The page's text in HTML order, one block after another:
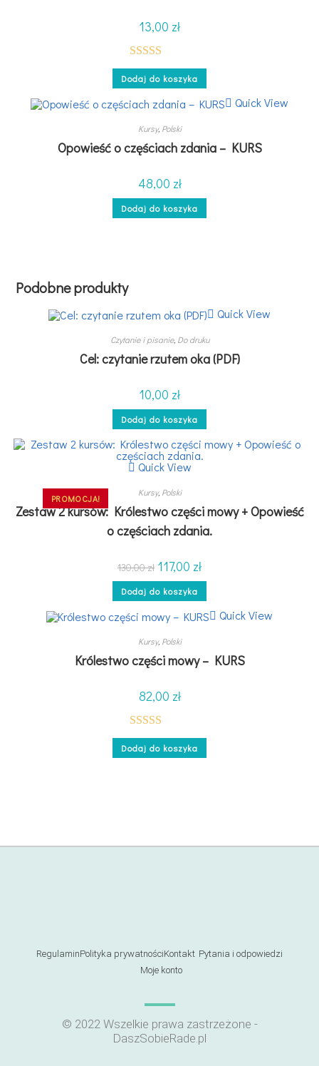
13,00 zł
Oceniono
5.00na 5
Dodaj do koszyka
Quick View
Kursy, Polski
Opowieść o częściach zdania – KURS
48,00 zł
Dodaj do koszyka
Podobne produkty
Quick View
Czytanie i pisanie, Do druku
Cel: czytanie rzutem oka (PDF)
10,00 zł
Dodaj do koszyka
PROMOCJA!
Quick View
Kursy, Polski
Zestaw 2 kursów: Królestwo części mowy + Opowieść
o częściach zdania.
130,00zł 117,00 zł
Dodaj do koszyka
Quick View
Kursy, Polski
Królestwo części mowy – KURS
82,00 zł
Oceniono
5.00na 5
Dodaj do koszyka
RegulaminPolityka prywatnościKontakt Pytania i odpowiedzi
Moje konto
© 2022 Wszelkie prawa zastrzeżone -
DaszSobieRade.pl